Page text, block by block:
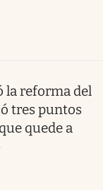
la reforma del
tres puntos
quede a